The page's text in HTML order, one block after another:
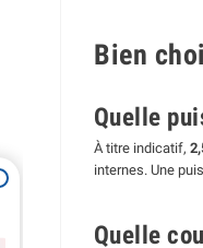
Bien
Quelle
À titre indicatif,
internes. Une
Quelle